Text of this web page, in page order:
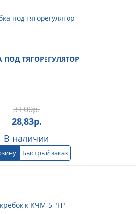
ПОД ТЯГОРЕГУЛЯТОР
31,00р.
28,83р.
В наличии
Быстрый заказ